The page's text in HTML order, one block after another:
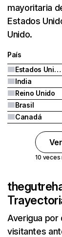
mayoritaria
Estados
Unido.
País
Estados Unidos
India
Reino Unido
Brasil
Canadá
10 veces
Averigua por
visitantes